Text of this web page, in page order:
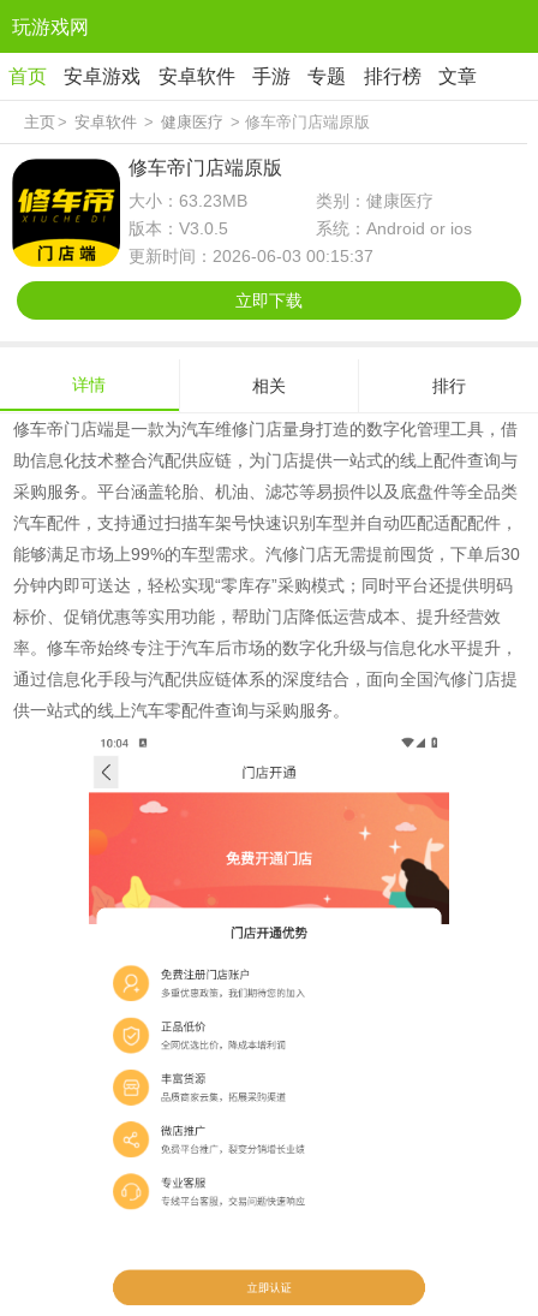
玩游戏网
首页 安卓游戏 安卓软件 手游 专题 排行榜 文章
主页> 安卓软件 > 健康医疗 > 修车帝门店端原版
修车帝门店端原版
大小：63.23MB
类别：健康医疗
版本：V3.0.5
系统：Android or ios
更新时间：2026-06-03 00:15:37
立即下载
详情 相关 排行
修车帝门店端是一款为汽车维修门店量身打造的数字化管理工具，借
助信息化技术整合汽配供应链，为门店提供一站式的线上配件查询与
采购服务。平台涵盖轮胎、机油、滤芯等易损件以及底盘件等全品类
汽车配件，支持通过扫描车架号快速识别车型并自动匹配适配配件，
能够满足市场上99%的车型需求。汽修门店无需提前囤货，下单后30
分钟内即可送达，轻松实现“零库存”采购模式；同时平台还提供明码
标价、促销优惠等实用功能，帮助门店降低运营成本、提升经营效
率。修车帝始终专注于汽车后市场的数字化升级与信息化水平提升，
通过信息化手段与汽配供应链体系的深度结合，面向全国汽修门店提
供一站式的线上汽车零配件查询与采购服务。